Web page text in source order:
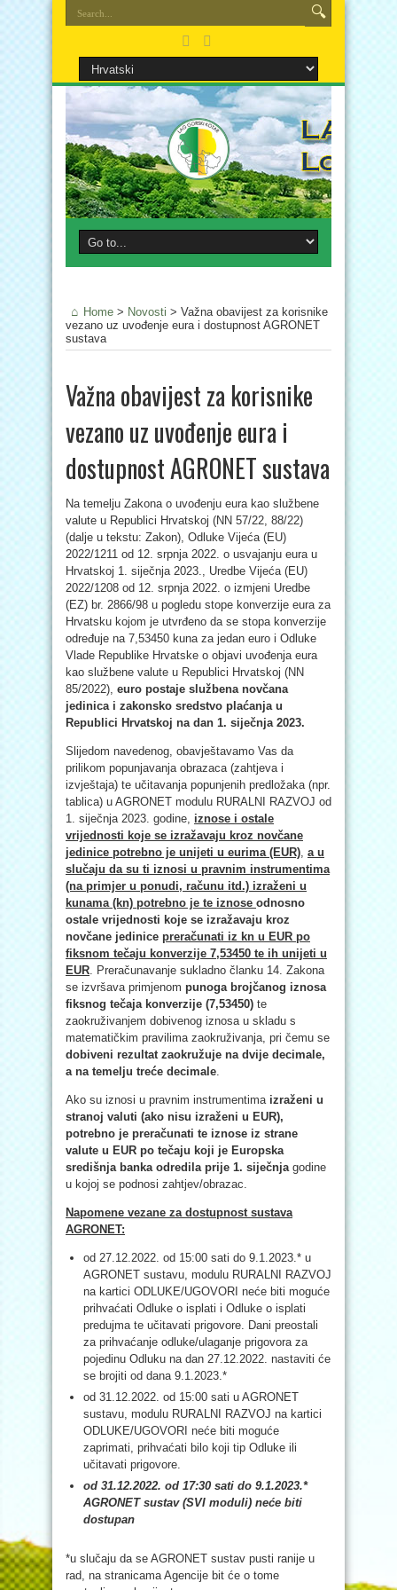
Home > Novosti > Važna obavijest za korisnike
vezano uz uvođenje eura i dostupnost AGRONET
sustava
Važna obavijest za korisnike
vezano uz uvođenje eura i
dostupnost AGRONET sustava
Na temelju Zakona o uvođenju eura kao službene
valute u Republici Hrvatskoj (NN 57/22, 88/22)
(dalje u tekstu: Zakon), Odluke Vijeća (EU)
2022/1211 od 12. srpnja 2022. o usvajanju eura u
Hrvatskoj 1. siječnja 2023., Uredbe Vijeća (EU)
2022/1208 od 12. srpnja 2022. o izmjeni Uredbe
(EZ) br. 2866/98 u pogledu stope konverzije eura za
Hrvatsku kojom je utvrđeno da se stopa konverzije
određuje na 7,53450 kuna za jedan euro i Odluke
Vlade Republike Hrvatske o objavi uvođenja eura
kao službene valute u Republici Hrvatskoj (NN
85/2022), euro postaje službena novčana
jedinica i zakonsko sredstvo plaćanja u
Republici Hrvatskoj na dan 1. siječnja 2023.
Slijedom navedenog, obavještavamo Vas da
prilikom popunjavanja obrazaca (zahtjeva i
izvještaja) te učitavanja popunjenih predložaka (npr.
tablica) u AGRONET modulu RURALNI RAZVOJ od
1. siječnja 2023. godine, iznose i ostale
vrijednosti koje se izražavaju kroz novčane
jedinice potrebno je unijeti u eurima (EUR), a u
slučaju da su ti iznosi u pravnim instrumentima
(na primjer u ponudi, računu itd.) izraženi u
kunama (kn) potrebno je te iznose odnosno
ostale vrijednosti koje se izražavaju kroz
novčane jedinice preračunati iz kn u EUR po
fiksnom tečaju konverzije 7,53450 te ih unijeti u
EUR. Preračunavanje sukladno članku 14. Zakona
se izvršava primjenom punoga brojčanog iznosa
fiksnog tečaja konverzije (7,53450) te
zaokruživanjem dobivenog iznosa u skladu s
matematičkim pravilima zaokruživanja, pri čemu se
dobiveni rezultat zaokružuje na dvije decimale,
a na temelju treće decimale.
Ako su iznosi u pravnim instrumentima izraženi u
stranoj valuti (ako nisu izraženi u EUR),
potrebno je preračunati te iznose iz strane
valute u EUR po tečaju koji je Europska
središnja banka odredila prije 1. siječnjagodine
u kojoj se podnosi zahtjev/obrazac.
Napomene vezane za dostupnost sustava
AGRONET:
od 27.12.2022. od 15:00 sati do 9.1.2023.* u
AGRONET sustavu, modulu RURALNI RAZVOJ
na kartici ODLUKE/UGOVORI neće biti moguće
prihvaćati Odluke o isplati i Odluke o isplati
predujma te učitavati prigovore. Dani preostali
za prihvaćanje odluke/ulaganje prigovora za
pojedinu Odluku na dan 27.12.2022. nastaviti će
se brojiti od dana 9.1.2023.*
od 31.12.2022. od 15:00 sati u AGRONET
sustavu, modulu RURALNI RAZVOJ na kartici
ODLUKE/UGOVORI neće biti moguće
zaprimati, prihvaćati bilo koji tip Odluke ili
učitavati prigovore.
od 31.12.2022. od 17:30 sati do 9.1.2023.*
AGRONET sustav (SVI moduli) neće biti
dostupan
*u slučaju da se AGRONET sustav pusti ranije u
rad, na stranicama Agencije bit će o tome